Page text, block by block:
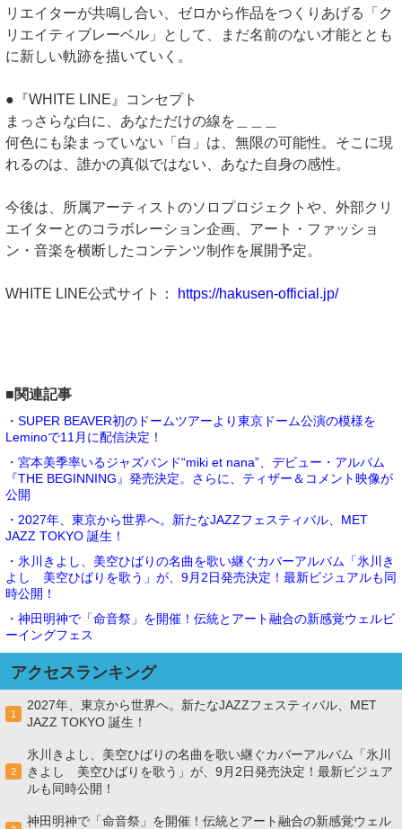
リエイターが共鳴し合い、ゼロから作品をつくりあげる「ク
リエイティブレーベル」として、まだ名前のない才能ととも
に新しい軌跡を描いていく。
●『WHITE LINE』コンセプト
まっさらな白に、あなただけの線を＿＿＿
何色にも染まっていない「白」は、無限の可能性。そこに現
れるのは、誰かの真似ではない、あなた自身の感性。
今後は、所属アーティストのソロプロジェクトや、外部クリ
エイターとのコラボレーション企画、アート・ファッショ
ン・音楽を横断したコンテンツ制作を展開予定。
WHITE LINE公式サイト： https://hakusen-official.jp/
■関連記事
・SUPER BEAVER初のドームツアーより東京ドーム公演の模様を
Leminoで11月に配信決定！
・宮本美季率いるジャズバンド“miki et nana”、デビュー・アルバム
『THE BEGINNING』発売決定。さらに、ティザー＆コメント映像が
公開
・2027年、東京から世界へ。新たなJAZZフェスティバル、MET
JAZZ TOKYO 誕生！
・氷川きよし、美空ひばりの名曲を歌い継ぐカバーアルバム「氷川き
よし 美空ひばりを歌う」が、9月2日発売決定！最新ビジュアルも同
時公開！
・神田明神で「命音祭」を開催！伝統とアート融合の新感覚ウェルビ
ーイングフェス
アクセスランキング
1
2027年、東京から世界へ。新たなJAZZフェスティバル、MET
JAZZ TOKYO 誕生！
2
氷川きよし、美空ひばりの名曲を歌い継ぐカバーアルバム「氷川
きよし 美空ひばりを歌う」が、9月2日発売決定！最新ビジュア
ルも同時公開！
神田明神で「命音祭」を開催！伝統とアート融合の新感覚ウェル